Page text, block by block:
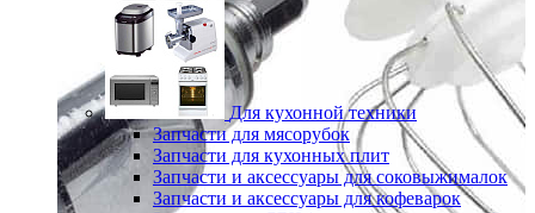
Для кухонной техники
Запчасти для мясорубок
Запчасти для кухонных плит
Запчасти и аксессуары для соковыжималок
Запчасти и аксессуары для кофеварок